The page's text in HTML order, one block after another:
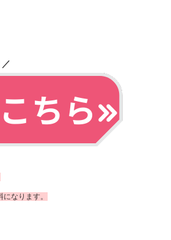
なります。